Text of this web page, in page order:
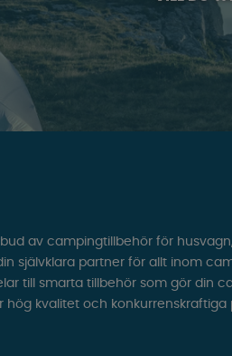
av campingtillbehör för
självklara partner för allt inom
till smarta tillbehör som gör din
hög kvalitet och konkurrenskraftiga